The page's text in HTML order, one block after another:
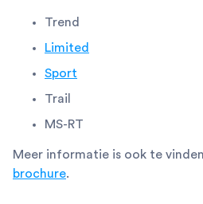
Trend
Limited
Sport
Trail
MS-RT
Meer informatie is ook te
brochure.